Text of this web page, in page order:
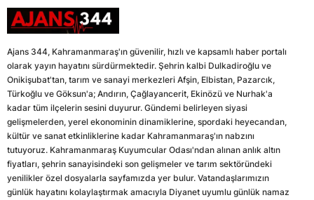
Ajans 344, Kahramanmaraş'ın güvenilir, hızlı ve kapsamlı haber portalı
olarak yayın hayatını sürdürmektedir. Şehrin kalbi Dulkadiroğlu ve
Onikişubat'tan, tarım ve sanayi merkezleri Afşin, Elbistan, Pazarcık,
Türkoğlu ve Göksun'a; Andırın, Çağlayancerit, Ekinözü ve Nurhak'a
kadar tüm ilçelerin sesini duyurur. Gündemi belirleyen siyasi
gelişmelerden, yerel ekonominin dinamiklerine, spordaki heyecandan,
kültür ve sanat etkinliklerine kadar Kahramanmaraş'ın nabzını
tutuyoruz. Kahramanmaraş Kuyumcular Odası'ndan alınan anlık altın
fiyatları, şehrin sanayisindeki son gelişmeler ve tarım sektöründeki
yenilikler özel dosyalarla sayfamızda yer bulur. Vatandaşlarımızın
günlük hayatını kolaylaştırmak amacıyla Diyanet uyumlu günlük namaz